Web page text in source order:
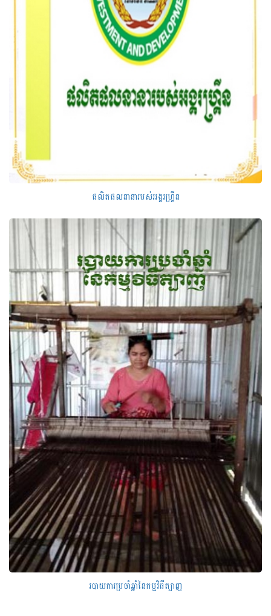
ផលិតផលនានារបស់អង្គរហ្គ្រីន
របាយការប្រចាំឆ្នាំនៃកម្មវិធីត្បាញ